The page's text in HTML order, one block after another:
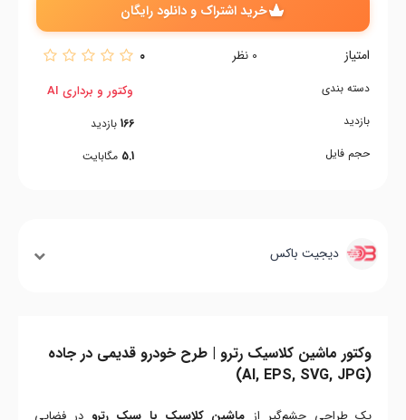
خرید اشتراک و دانلود رایگان
امتیاز 0 نظر 0
دسته بندی
بازدید
حجم فایل
وکتور و برداری AI
166 بازدید
5.1 مگابایت
دیجیت باکس
وکتور ماشین کلاسیک رترو | طرح خودرو قدیمی در جاده
(AI, EPS, SVG, JPG)